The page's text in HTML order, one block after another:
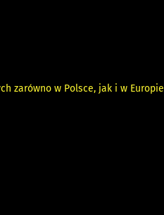
zarówno w Polsce, jak i w Europie